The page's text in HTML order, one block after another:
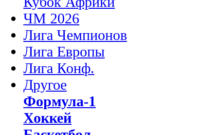
ЧМ 2026
Лига Чемпионов
Лига Европы
Лига Конф.
Другое
Формула-1
Хоккей